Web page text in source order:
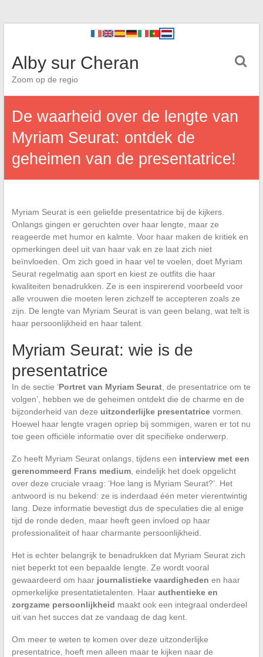
Alby sur Cheran
Zoom op de regio
De waarheid over de lengte van
Myriam Seurat: ontdek de
geheimen van de presentatrice!
Myriam Seurat is een geliefde presentatrice bij de kijkers.
Onlangs gingen er geruchten over haar lengte, maar ze
reageerde met humor en kalmte. Voor haar maken de kritiek en
opmerkingen deel uit van haar vak en ze laat zich niet
beïnvloeden. Om zich goed in haar vel te voelen, doet Myriam
Seurat regelmatig aan sport en kiest ze outfits die haar
kwaliteiten benadrukken. Ze is een inspirerend voorbeeld voor
alle vrouwen die moeten leren zichzelf te accepteren zoals ze
zijn. De lengte van Myriam Seurat is van geen belang, wat telt is
haar persoonlijkheid en haar talent.
Myriam Seurat: wie is de
presentatrice
In de sectie ‘Portret van Myriam Seurat, de presentatrice om te
volgen’, hebben we de geheimen ontdekt die de charme en de
bijzonderheid van deze uitzonderlijke presentatricevormen.
Hoewel haar lengte vragen opriep bij sommigen, waren er tot nu
toe geen officiële informatie over dit specifieke onderwerp.
Zo heeft Myriam Seurat onlangs, tijdens een interview met een
gerenommeerd Frans medium, eindelijk het doek opgelicht
over deze cruciale vraag: ‘Hoe lang is Myriam Seurat?’. Het
antwoord is nu bekend: ze is inderdaad één meter vierentwintig
lang. Deze informatie bevestigt dus de speculaties die al enige
tijd de ronde deden, maar heeft geen invloed op haar
professionaliteit of haar charmante persoonlijkheid.
Het is echter belangrijk te benadrukken dat Myriam Seurat zich
niet beperkt tot een bepaalde lengte. Ze wordt vooral
gewaardeerd om haar journalistieke vaardigheden en haar
opmerkelijke presentatietalenten. Haar authentieke en
zorgzame persoonlijkheid maakt ook een integraal onderdeel
uit van het succes dat ze vandaag de dag kent.
Om meer te weten te komen over deze uitzonderlijke
presentatrice, hoeft men alleen maar te kijken naar de